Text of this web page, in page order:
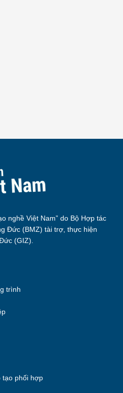
nghề Việt Nam” do Bộ Hợp tác
Đức (BMZ) tài trợ, thực hiện
(GIZ).
trình
phối hợp